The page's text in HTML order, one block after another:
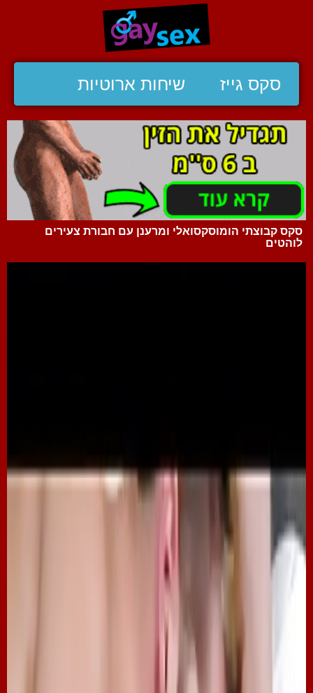
סקס גייז שיחות ארוטיות
סקס קבוצתי הומוסקסואלי ומרענן עם חבורת צעירים
לוהטים